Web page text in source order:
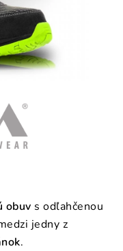
ZÁKAZNÍKOV
obuv s odľahčenou
jedny z
.